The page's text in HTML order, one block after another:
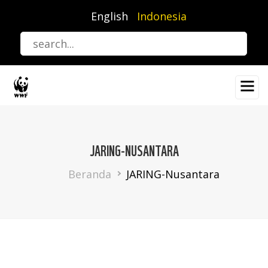
utama
English Indonesia
JARING-NUSANTARA
Breadcrumb
Beranda JARING-Nusantara